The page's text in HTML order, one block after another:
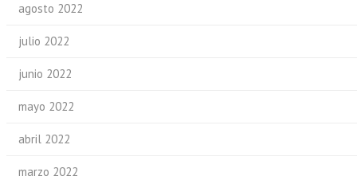
agosto 2022
julio 2022
junio 2022
mayo 2022
abril 2022
marzo 2022